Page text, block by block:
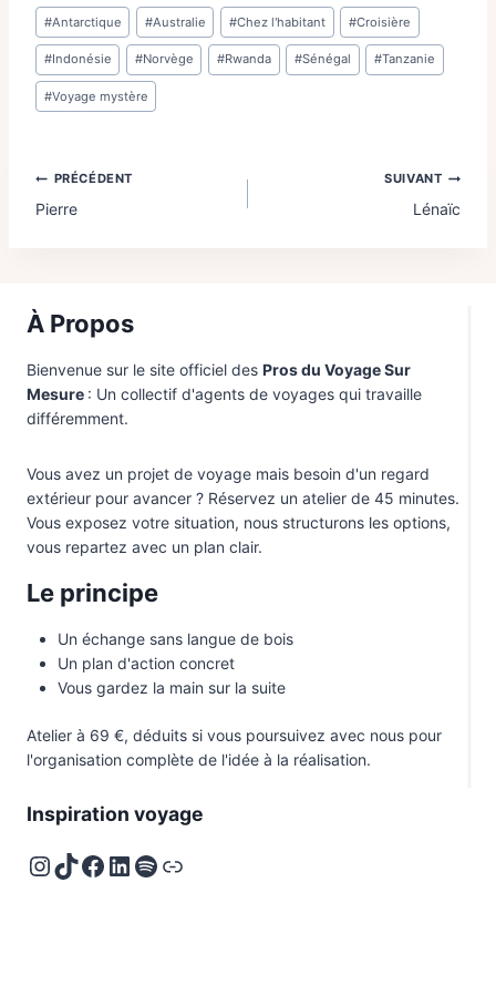
V
O
Y
A
G
E
,
C
O
N
E
S
T
E
A
I
S
S
N
C
E
U
P
A
Étiquettes
de
la
publication :
#Antarctique #Australie #Chez l'habitant #Croisière
#Indonésie #Norvège #Rwanda #Sénégal #Tanzanie
#Voyage mystère
Navigation
PRÉCÉDENT
Pierre
SUIVANT
Lénaïc
À Propos
Bienvenue sur le site officiel des Pros du Voyage Sur
Mesure : Un collectif d'agents de voyages qui travaille
différemment.
Vous avez un projet de voyage mais besoin d'un regard
extérieur pour avancer ? Réservez un atelier de 45 minutes.
Vous exposez votre situation, nous structurons les options,
vous repartez avec un plan clair.
Le principe
Un échange sans langue de bois
Un plan d'action concret
Vous gardez la main sur la suite
Atelier à 69 €, déduits si vous poursuivez avec nous pour
l'organisation complète de l'idée à la réalisation.
Inspiration voyage
Instagram
TikTok
Facebook
LinkedIn
Spotify
Deezer